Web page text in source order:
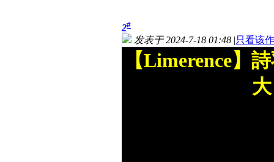
2#
发表于 2024-7-18 01:48 |只看该
【Limerence】